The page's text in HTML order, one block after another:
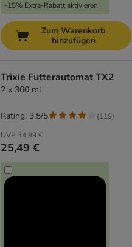
-15% Extra-Rabatt aktivieren
Zum Warenkorb
hinzufügen
Trixie Futterautomat TX2
2 x 300 ml
UVP 34,99 €
25,49 €
Rating: 3.5/5 (119)